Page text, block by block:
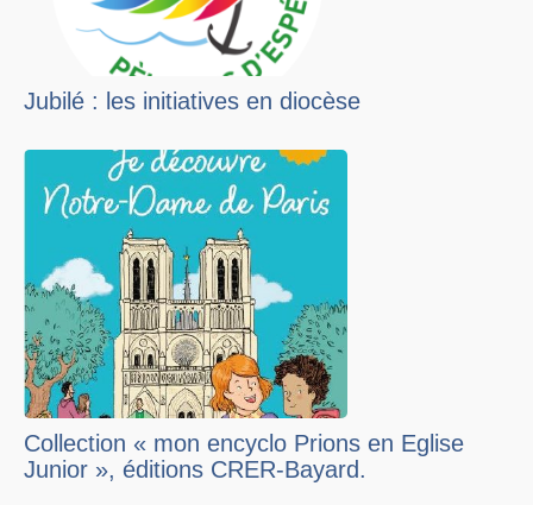
Jubilé : les initiatives en diocèse
Collection « mon encyclo Prions en Eglise
Junior », éditions CRER-Bayard.